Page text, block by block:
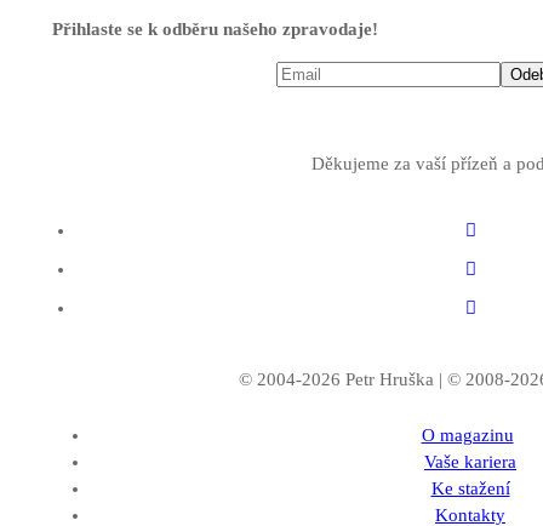
Přihlaste se k odběru našeho zpravodaje!
Děkujeme za vaší přízeň a
© 2004-2026 Petr Hruška | © 2008-
O magazinu
Vaše kariera
Ke stažení
Kontakty